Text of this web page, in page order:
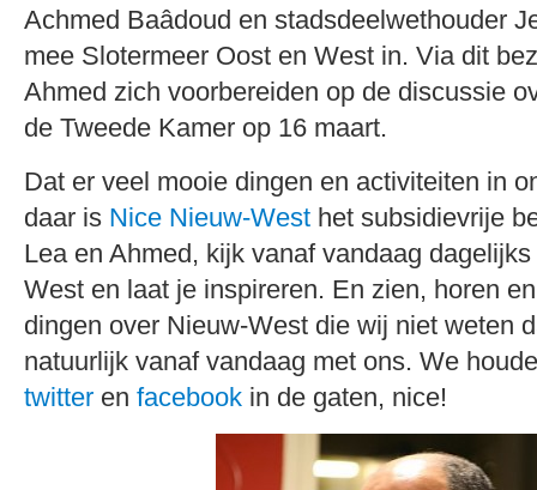
Achmed Baâdoud en stadsdeelwethouder
mee Slotermeer Oost en West in. Via dit
Ahmed zich voorbereiden op de discussie
de Tweede Kamer op 16 maart.
Dat er veel mooie dingen en activiteiten in
daar is Nice Nieuw-West het subsidievrije
Lea en Ahmed, kijk vanaf vandaag
West en laat je inspireren. En zien, horen
dingen over Nieuw-West die wij niet weten
natuurlijk vanaf vandaag met ons. We
twitter en facebook in de gaten, nice!